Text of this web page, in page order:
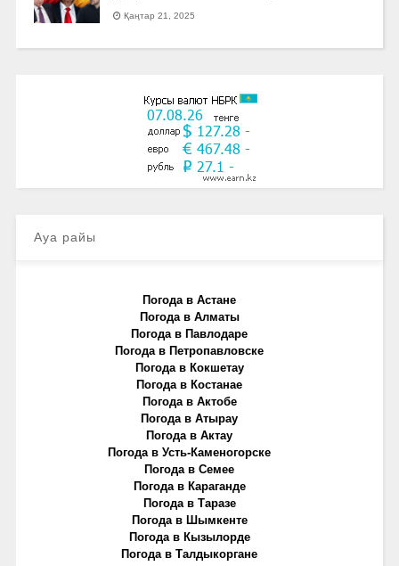
Қаңтар 21, 2025
Ауа райы
Погода в Астане
Погода в Алматы
Погода в Павлодаре
Погода в Петропавловске
Погода в Кокшетау
Погода в Костанае
Погода в Актобе
Погода в Атырау
Погода в Актау
Погода в Усть-Каменогорске
Погода в Семее
Погода в Караганде
Погода в Таразе
Погода в Шымкенте
Погода в Кызылорде
Погода в Талдыкоргане